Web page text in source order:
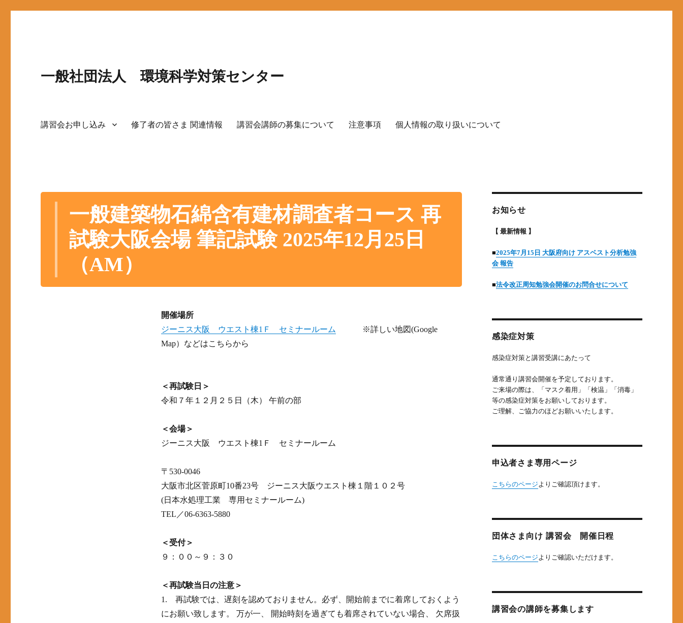
一般社団法人 環境科学対策センター
講習会お申し込み 修了者の皆さま 関連情報 講習会講師の募集について 注意事項 個人情報の取り扱いについて
一般建築物石綿含有建材調査者コース 再
試験大阪会場 筆記試験 2025年12月25日
（AM）
開催場所
ジーニス大阪 ウエスト棟1Ｆ セミナールーム
※詳しい地図(Google
Map）などはこちらから
＜再試験日＞
令和７年１２月２５日（木） 午前の部
＜会場＞
ジーニス大阪 ウエスト棟1Ｆ セミナールーム
〒530-0046
大阪市北区菅原町10番23号 ジーニス大阪ウエスト棟１階１０２号
(日本水処理工業 専用セミナールーム)
TEL／06-6363-5880
＜受付＞
９：００～９：３０
＜再試験当日の注意＞
1. 再試験では、遅刻を認めておりません。必ず、開始前までに着席しておくよう
にお願い致します。 万が一、 開始時刻を過ぎても着席されていない場合、 欠席扱
お知らせ
【 最新情報 】
■2025年7月15日 大阪府向け アスベスト分析勉強
会 報告
■法令改正周知勉強会開催のお問合せについて
感染症対策
感染症対策と講習受講にあたって
通常通り講習会開催を予定しております。
ご来場の際は、「マスク着用」「検温」「消毒」
等の感染症対策をお願いしております。
ご理解、ご協力のほどお願いいたします。
申込者さま専用ページ
こちらのページよりご確認頂けます。
団体さま向け 講習会 開催日程
こちらのページよりご確認いただけます。
講習会の講師を募集します